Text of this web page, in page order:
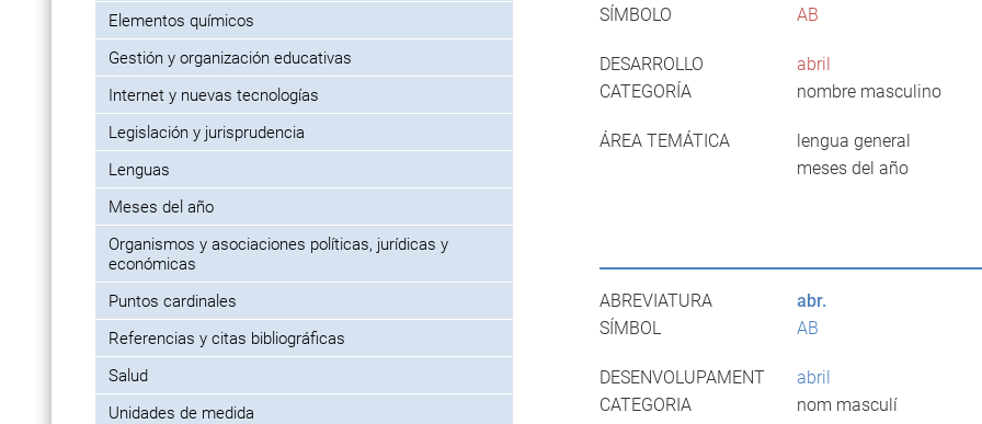
Elementos químicos
Gestión y organización educativas
Internet y nuevas tecnologías
Legislación y jurisprudencia
Lenguas
Meses del año
Organismos y asociaciones políticas, jurídicas y
económicas
Puntos cardinales
Referencias y citas bibliográficas
Salud
Unidades de medida
SÍMBOLO
AB
DESARROLLO
abril
CATEGORÍA
nombre masculino
ÁREA TEMÁTICA
lengua general
meses del año
ABREVIATURA
abr.
SÍMBOL
AB
DESENVOLUPAMENT
abril
CATEGORIA
nom masculí